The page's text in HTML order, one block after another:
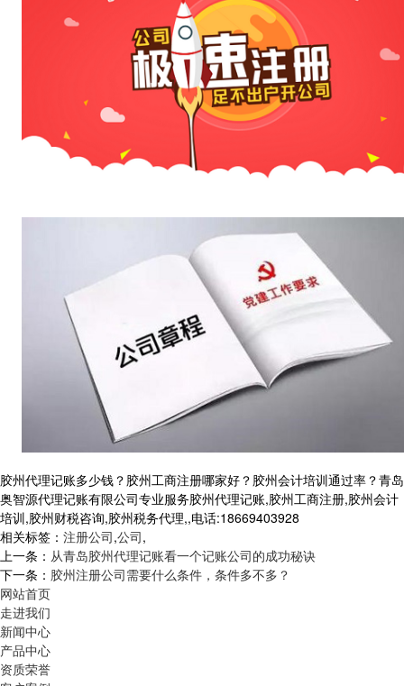
胶州代理记账多少钱？胶州工商注册哪家好？胶州会计培训通过率？青岛
奥智源代理记账有限公司专业服务胶州代理记账,胶州工商注册,胶州会计
培训,胶州财税咨询,胶州税务代理,,电话:18669403928
相关标签： 注册公司,公司,
上一条： 从青岛胶州代理记账看一个记账公司的成功秘诀
下一条： 胶州注册公司需要什么条件，条件多不多？
网站首页
走进我们
新闻中心
产品中心
资质荣誉